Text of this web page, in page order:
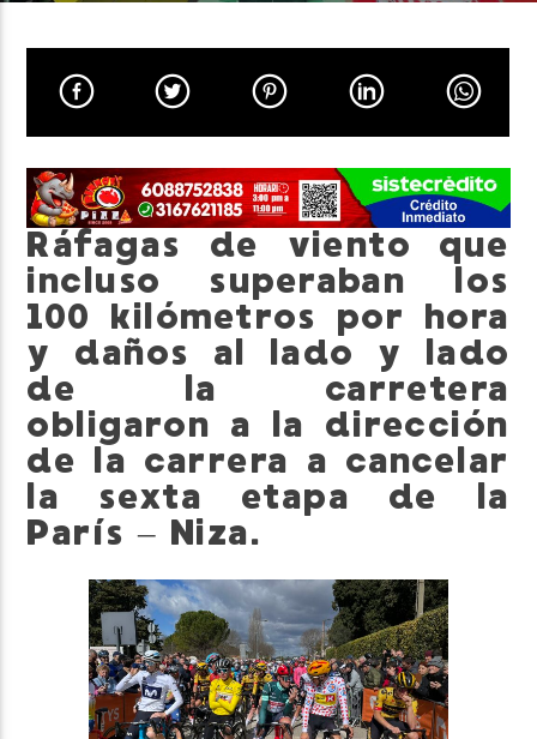
Neiva Estereo
Ráfagas de viento que
incluso superaban los
100 kilómetros por hora
y daños al lado y lado
de la carretera
obligaron a la dirección
de la carrera a cancelar
la sexta etapa de la
París – Niza.